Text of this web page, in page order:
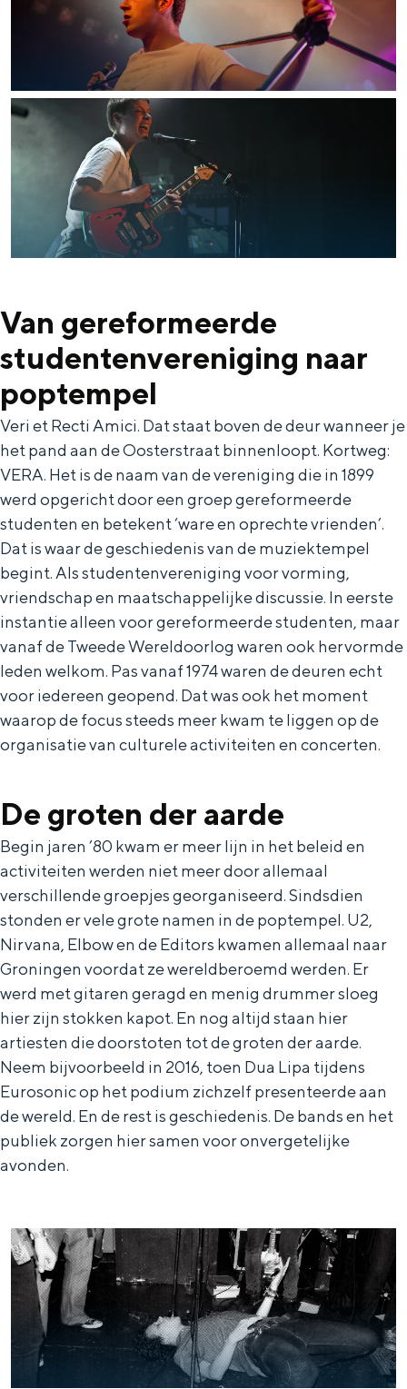
WAT TE DOEN
slapen in een voormalige graanzolder
van een molen tot overnachten in een
iglo van stro: Groningen biedt voor ieder
wat wils.
Fietsen
Wandelen
Winkelen
Overnachten
Met kinderen
Theater, muziek en musea
REISIDEEËN
Een week in Stad en Ommeland
Een dag op pad in Groningen stad
Dagtripjes zonder auto
De rijkdom van Groningen is haar
van tijd sta je vanuit de stad aan de
Waddenzee, midden in het groen of bij
een schattig wierdedorp.
Lunchen in de stad
Naar het museum
e
l
e
c
t
l
Nederlands
English en
G
o
t
o
t
Deutsch deG
e
h
e
n
Van gereformeerde
studentenvereniging naar
poptempel
Veri et Recti Amici. Dat staat boven de deur wanneer je
het pand aan de Oosterstraat binnenloopt. Kortweg:
VERA. Het is de naam van de vereniging die in 1899
werd opgericht door een groep gereformeerde
studenten en betekent ‘ware en oprechte vrienden’.
Dat is waar de geschiedenis van de muziektempel
begint. Als studentenvereniging voor vorming,
vriendschap en maatschappelijke discussie. In eerste
instantie alleen voor gereformeerde studenten, maar
vanaf de Tweede Wereldoorlog waren ook hervormde
leden welkom. Pas vanaf 1974 waren de deuren echt
voor iedereen geopend. Dat was ook het moment
waarop de focus steeds meer kwam te liggen op de
organisatie van culturele activiteiten en concerten.
De groten der aarde
Begin jaren ’80 kwam er meer lijn in het beleid en
activiteiten werden niet meer door allemaal
verschillende groepjes georganiseerd. Sindsdien
stonden er vele grote namen in de poptempel. U2,
Nirvana, Elbow en de Editors kwamen allemaal naar
Groningen voordat ze wereldberoemd werden. Er
werd met gitaren geragd en menig drummer sloeg
hier zijn stokken kapot. En nog altijd staan hier
artiesten die doorstoten tot de groten der aarde.
Neem bijvoorbeeld in 2016, toen Dua Lipa tijdens
Eurosonic op het podium zichzelf presenteerde aan
de wereld. En de rest is geschiedenis. De bands en het
publiek zorgen hier samen voor onvergetelijke
avonden.